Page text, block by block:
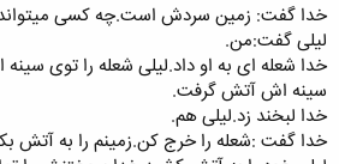
خدا گفت: زمین سردش است.چه کسی میتواند
لیلی گفت:من.
خدا شعله ای به او داد.لیلی شعله را توی
سینه اش آتش گرفت.
خدا لبخند زد.لیلی هم.
خدا گفت :شعله را خرج کن.زمینم را به آتش